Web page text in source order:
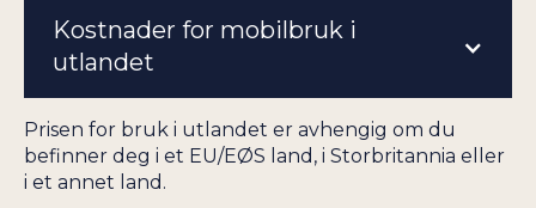
Kostnader for mobilbruk i
utlandet
Prisen for bruk i utlandet er avhengig om du
befinner deg i et EU/EØS land, i Storbritannia eller
i et annet land.